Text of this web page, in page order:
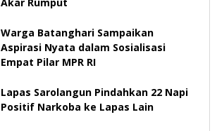
Warga Batanghari Sampaikan
Aspirasi Nyata dalam Sosialisasi
Empat Pilar MPR RI
Lapas Sarolangun Pindahkan 22 Napi
Positif Narkoba ke Lapas Lain